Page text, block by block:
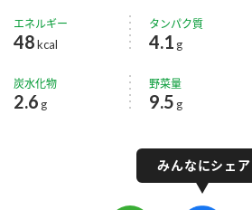
エネルギー
48kcal
タンパク質
4.1 g
炭水化物
2.6 g
野菜量
9.5 g